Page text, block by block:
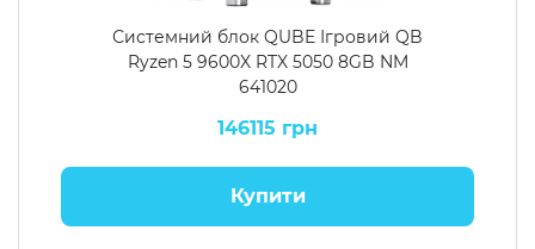
Системний блок QUBE Ігровий QB
Ryzen 5 9600X RTX 5050 8GB NM
641020
146115 грн
Купити